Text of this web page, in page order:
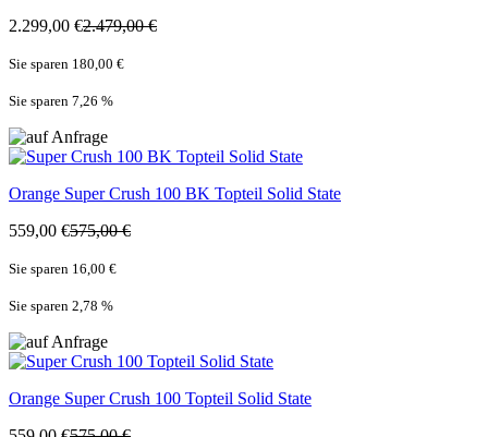
2.299,00 €2.479,00 €
Sie sparen 180,00 €
Sie sparen 7,26 %
Orange Super Crush 100 BK Topteil Solid State
559,00 €575,00 €
Sie sparen 16,00 €
Sie sparen 2,78 %
Orange Super Crush 100 Topteil Solid State